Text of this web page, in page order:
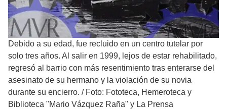
Debido a su edad, fue recluido en un centro tutelar por
solo tres años. Al salir en 1999, lejos de estar rehabilitado,
regresó al barrio con más resentimiento tras enterarse del
asesinato de su hermano y la violación de su novia
durante su encierro. / Foto: Fototeca, Hemeroteca y
Biblioteca "Mario Vázquez Raña" y La Prensa